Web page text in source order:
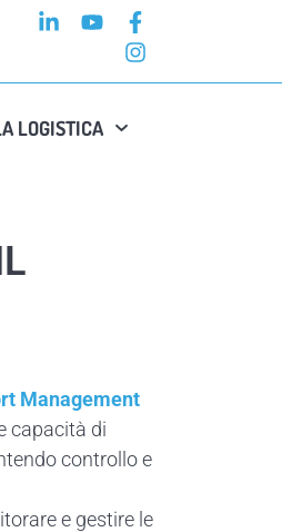
L
k
d
Y
t
b
F
a
c
e
I
n
s
t
LOGISTICA
Management
capacità di
controllo e
e gestire le